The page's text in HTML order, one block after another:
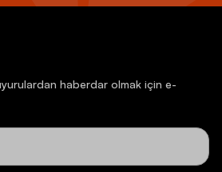
haberdar olmak için e-